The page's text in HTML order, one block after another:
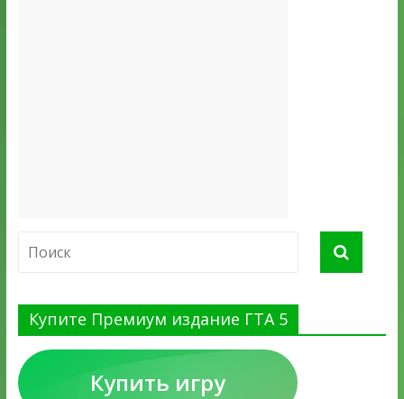
Купите Премиум издание ГТА 5
Купить игру